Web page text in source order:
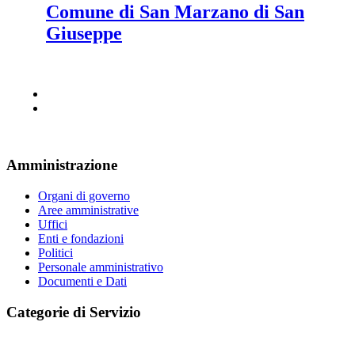
Comune di San Marzano di San
Giuseppe
Amministrazione
Organi di governo
Aree amministrative
Uffici
Enti e fondazioni
Politici
Personale amministrativo
Documenti e Dati
Categorie di Servizio